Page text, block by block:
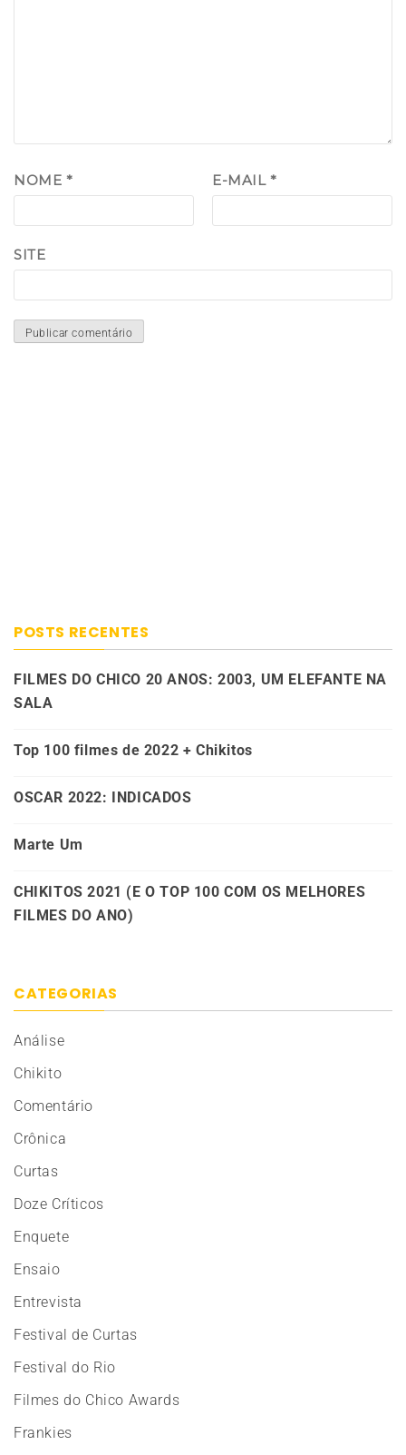
NOME * E-MAIL*
SITE
POSTS RECENTES
FILMES DO CHICO 20 ANOS: 2003, UM ELEFANTE NA
SALA
Top 100 filmes de 2022 + Chikitos
OSCAR 2022: INDICADOS
Marte Um
CHIKITOS 2021 (E O TOP 100 COM OS MELHORES
FILMES DO ANO)
CATEGORIAS
Análise
Chikito
Comentário
Crônica
Curtas
Doze Críticos
Enquete
Ensaio
Entrevista
Festival de Curtas
Festival do Rio
Filmes do Chico Awards
Frankies